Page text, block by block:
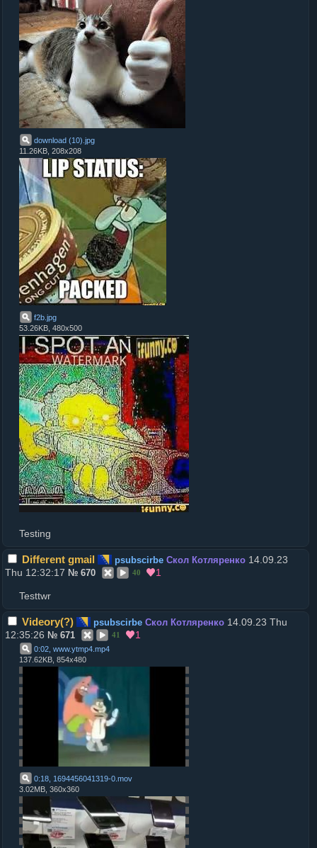
download (10) jpg
11.26KB, 208x208
f2b jpg
53.26KB, 480x500
Testing
Different gmail psubscirbe Скол Котляренко14.09.23
Thu 12:32:17 № 670 40 1
Testtwr
Videory(?) psubscirbe Скол Котляренко14.09.23 Thu
12:35:26 № 671 41 1
0:02, www.ytmp4 mp4
137.62KB, 854x480
0:18, 1694456041319-0 mov
3.02MB, 360x360